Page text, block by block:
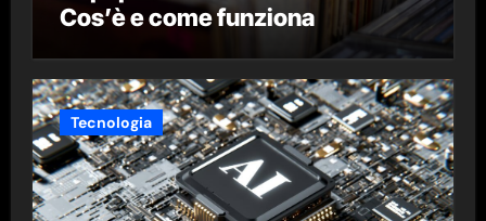
Cos’è e come funziona
Tecnologia